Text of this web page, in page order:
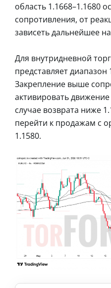
область 1.1668–1.1680
сопротивления, от
зависеть дальнейшее
Для внутридневной
представляет диапазон
Закрепление выше
активировать движение
случае возврата ниже
перейти к продажам с
1.1580.